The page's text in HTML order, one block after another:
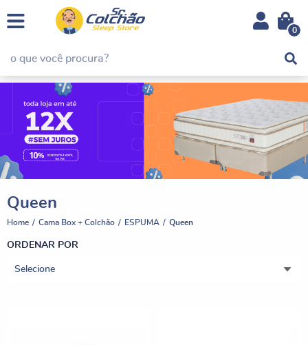
0
Queen
Home Cama Box + Colchão ESPUMA Queen
ORDENAR POR
Selecione